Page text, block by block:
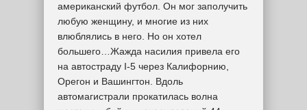
американский футбол. Он мог заполучить
любую женщину, и многие из них
влюблялись в него. Но он хотел
большего…Жажда насилия привела его
на автостраду I-5 через Калифорнию,
Орегон и Вашингтон. Вдоль
автомагистрали прокатилась волна